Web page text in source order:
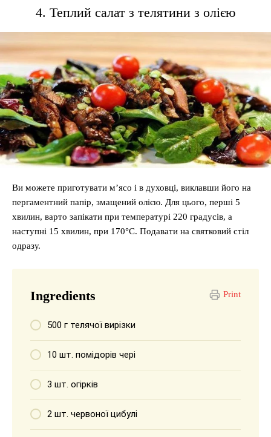
4. Теплий салат з телятини з олією
Ви можете приготувати м’ясо і в духовці, виклавши його на
пергаментний папір, змащений олією. Для цього, перші 5
хвилин, варто запікати при температурі 220 градусів, а
наступні 15 хвилин, при 170°С. Подавати на святковий стіл
одразу.
Print
Ingredients
500 г телячої вирізки
10 шт. помідорів чері
3 шт. огірків
2 шт. червоної цибулі